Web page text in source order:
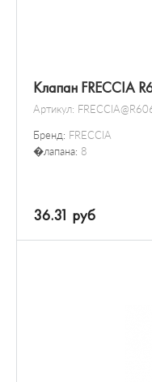
Клапан FRECCIA
Артикул:
Бренд: FRECCIA
�лапана: 8
36.31 руб